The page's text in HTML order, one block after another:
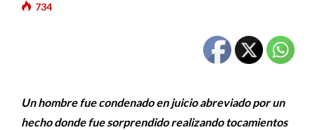
734
Un hombre fue condenado en juicio abreviado por un
hecho donde fue sorprendido realizando tocamientos